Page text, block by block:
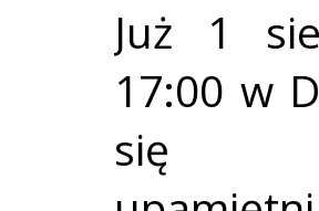
Już 1
17:00 w
się